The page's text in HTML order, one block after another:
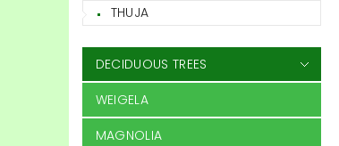
THUJA
DECIDUOUS TREES
WEIGELA
MAGNOLIA